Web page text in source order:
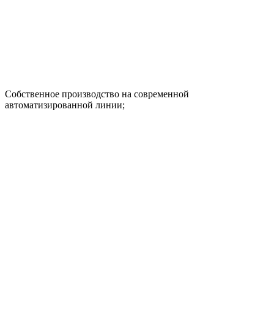
Собственное производство на современной
автоматизированной линии;